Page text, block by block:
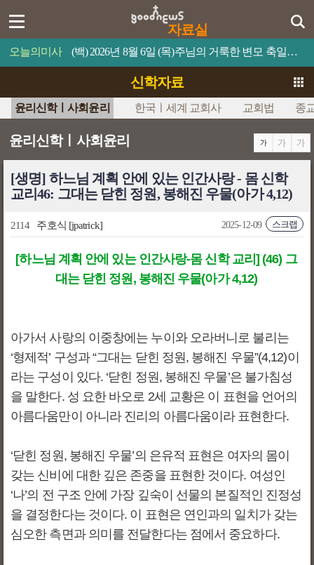
자료실
오늘의미사 (백) 2026년 8월 6일 (목)주님의 거룩한 변모 축일예수님의 얼굴은 해처럼 빛났다.
신학자료
윤리신학ㅣ사회윤리 한국ㅣ세계 교회사 교회법 종
윤리신학ㅣ사회윤리
[생명] 하느님 계획 안에 있는 인간사랑 - 몸 신학
교리46: 그대는 닫힌 정원, 봉해진 우물(아가 4,12)
2114 주호식 [jpatrick] 스크랩
2025-12-09
[하느님 계획 안에 있는 인간사랑-몸 신학 교리] (46) 그
대는 닫힌 정원, 봉해진 우물(아가 4,12)
아가서 사랑의 이중창에는 누이와 오라버니로 불리는
‘형제적’ 구성과 “그대는 닫힌 정원, 봉해진 우물”(4,12)이
라는 구성이 있다. ‘닫힌 정원, 봉해진 우물’은 불가침성
을 말한다. 성 요한 바오로 2세 교황은 이 표현을 언어의
아름다움만이 아니라 진리의 아름다움이라 표현한다.
‘닫힌 정원, 봉해진 우물’의 은유적 표현은 여자의 몸이
갖는 신비에 대한 깊은 존중을 표현한 것이다. 여성인
‘나’의 전 구조 안에 가장 깊숙이 선물의 본질적인 진정성
을 결정한다는 것이다. 이 표현은 연인과의 일치가 갖는
심오한 측면과 의미를 전달한다는 점에서 중요하다.